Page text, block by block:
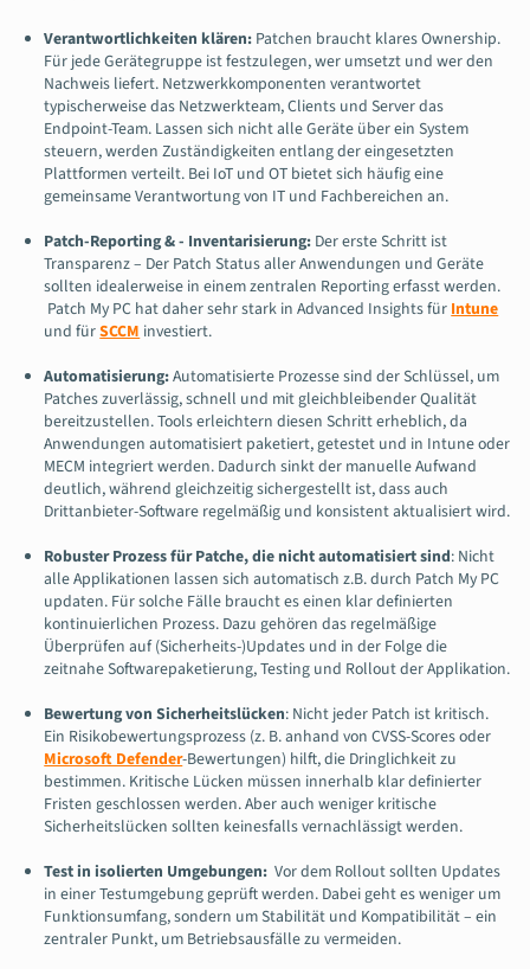
Verantwortlichkeiten klären: Patchen braucht klares Ownership.
Für jede Gerätegruppe ist festzulegen, wer umsetzt und wer den
Nachweis liefert. Netzwerkkomponenten verantwortet
typischerweise das Netzwerkteam, Clients und Server das
Endpoint-Team. Lassen sich nicht alle Geräte über ein System
steuern, werden Zuständigkeiten entlang der eingesetzten
Plattformen verteilt. Bei IoT und OT bietet sich häufig eine
gemeinsame Verantwortung von IT und Fachbereichen an.
Patch-Reporting & - Inventarisierung: Der erste Schritt ist
Transparenz – Der Patch Status aller Anwendungen und Geräte
sollten idealerweise in einem zentralen Reporting erfasst werden.
Patch My PC hat daher sehr stark in Advanced Insights fürIntune
und fürSCCMinvestiert.
Automatisierung:Automatisierte Prozesse sind der Schlüssel, um
Patches zuverlässig, schnell und mit gleichbleibender Qualität
bereitzustellen. Tools erleichtern diesen Schritt erheblich, da
Anwendungen automatisiert paketiert, getestet und in Intune oder
MECM integriert werden. Dadurch sinkt der manuelle Aufwand
deutlich, während gleichzeitig sichergestellt ist, dass auch
Drittanbieter-Software regelmäßig und konsistent aktualisiert wird.
Robuster Prozess für Patche, die nicht automatisiert sind: Nicht
alle Applikationen lassen sich automatisch z.B. durch Patch My PC
updaten. Für solche Fälle braucht es einen klar definierten
kontinuierlichen Prozess. Dazu gehören das regelmäßige
Überprüfen auf (Sicherheits-)Updates und in der Folge die
zeitnahe Softwarepaketierung, Testing und Rollout der Applikation.
Bewertung von Sicherheitslücken: Nicht jeder Patch ist kritisch.
Ein Risikobewertungsprozess (z. B. anhand von CVSS-Scores oder
Microsoft Defender-Bewertungen) hilft, die Dringlichkeit zu
bestimmen. Kritische Lücken müssen innerhalb klar definierter
Fristen geschlossen werden. Aber auch weniger kritische
Sicherheitslücken sollten keinesfalls vernachlässigt werden.
Test in isolierten Umgebungen:Vor dem Rollout sollten Updates
in einer Testumgebung geprüft werden. Dabei geht es weniger um
Funktionsumfang, sondern um Stabilität und Kompatibilität – ein
zentraler Punkt, um Betriebsausfälle zu vermeiden.